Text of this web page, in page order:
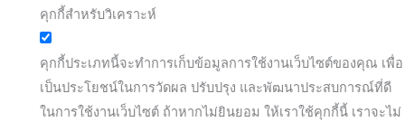
คุกกี้สำหรับวิเคราะห์
คุกกี้ประเภทนี้จะทำการเก็บข้อมูลการใช้งานเว็บไซต์ของคุณ เพื่อ
เป็นประโยชน์ในการวัดผล ปรับปรุง และพัฒนาประสบการณ์ที่ดี
ในการใช้งานเว็บไซต์ ถ้าหากไม่ยินยอม ให้เราใช้คุกกี้นี้ เราจะไม่